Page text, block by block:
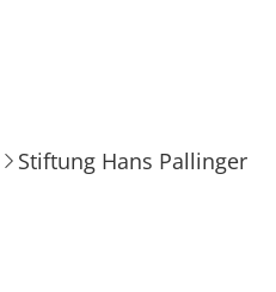
Stiftung Hans Pallinger